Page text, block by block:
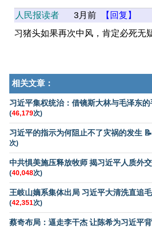
人民报读者 3月前
【回复】
习猪头如果再次中风，肯定必死无
相关文章：
习近平集权统治：借镜斯大林与毛泽东的
(46,179次)
习近平的指示为何阻止不了灾祸的发生 📝
次)
中共惧美施压释放牧师 揭习近平人质外
(40,048次)
王岐山嫡系集体出局 习近平大清洗直追
(42,351次)
蔡奇布局：逼走李干杰 让陈希为习近平